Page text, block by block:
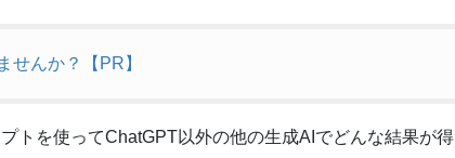
せんか？【PR】
トを使ってChatGPT以外の他の生成AIでどんな結果が得